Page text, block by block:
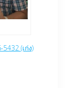
(เก่ง)